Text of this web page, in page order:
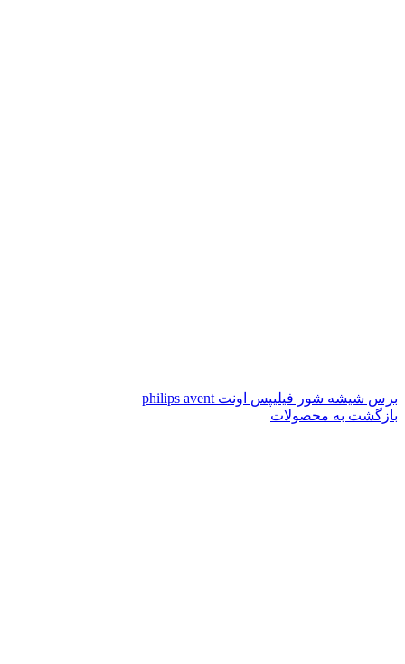
برس شیشه شور فیلیپس اونت philips avent
بازگشت به محصولات